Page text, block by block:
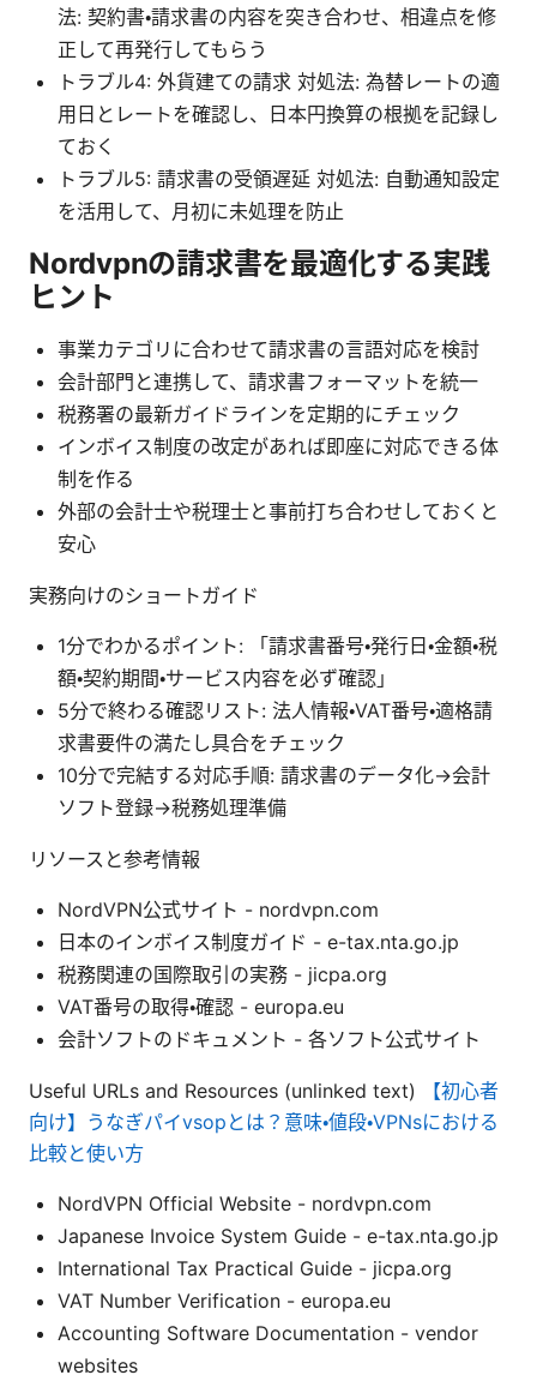
法: 契約書・請求書の内容を突き合わせ、相違点を修
正して再発行してもらう
トラブル4: 外貨建ての請求 対処法: 為替レートの適
用日とレートを確認し、日本円換算の根拠を記録し
ておく
トラブル5: 請求書の受領遅延 対処法: 自動通知設定
を活用して、月初に未処理を防止
Nordvpnの請求書を最適化する実践
ヒント
事業カテゴリに合わせて請求書の言語対応を検討
会計部門と連携して、請求書フォーマットを統一
税務署の最新ガイドラインを定期的にチェック
インボイス制度の改定があれば即座に対応できる体
制を作る
外部の会計士や税理士と事前打ち合わせしておくと
安心
実務向けのショートガイド
1分でわかるポイント: 「請求書番号・発行日・金額・税
額・契約期間・サービス内容を必ず確認」
5分で終わる確認リスト: 法人情報・VAT番号・適格請
求書要件の満たし具合をチェック
10分で完結する対応手順: 請求書のデータ化→会計
ソフト登録→税務処理準備
リソースと参考情報
NordVPN公式サイト - nordvpn.com
日本のインボイス制度ガイド - e-tax.nta.go.jp
税務関連の国際取引の実務 - jicpa.org
VAT番号の取得・確認 - europa.eu
会計ソフトのドキュメント - 各ソフト公式サイト
Useful URLs and Resources (unlinked text)
【初心者
向け】うなぎパイvsopとは？意味・値段・VPNsにおける
比較と使い方
NordVPN Official Website - nordvpn.com
Japanese Invoice System Guide - e-tax.nta.go.jp
International Tax Practical Guide - jicpa.org
VAT Number Verification - europa.eu
Accounting Software Documentation - vendor
websites